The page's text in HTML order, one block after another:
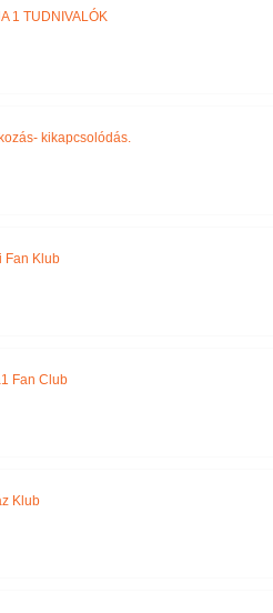
1 TUDNIVALÓK
kikapcsolódás.
Fan Klub
Fan Club
Klub